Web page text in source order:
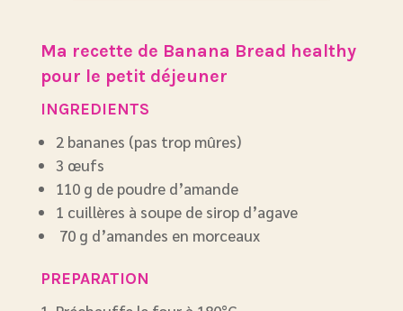
Ma recette de Banana Bread healthy
pour le petit déjeuner
INGREDIENTS
2 bananes (pas trop mûres)
3 œufs
110 g de poudre d’amande
1 cuillères à soupe de sirop d’agave
70 g d’amandes en morceaux
PREPARATION